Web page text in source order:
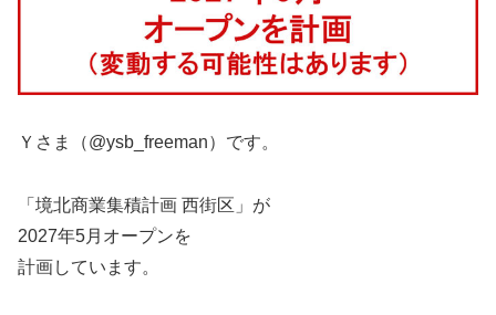
Ｙさま（@ysb_freeman）です。
「境北商業集積計画 西街区」が
2027年5月オープンを
計画しています。